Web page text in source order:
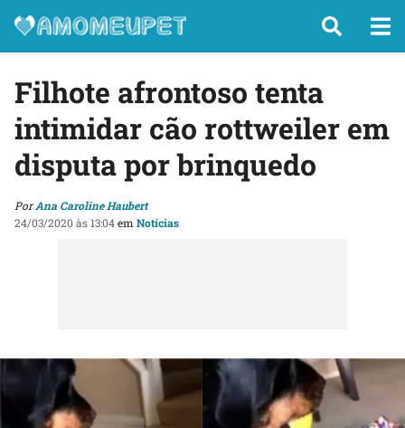
Filhote afrontoso tenta
intimidar cão rottweiler em
disputa por brinquedo
PorAna Caroline Haubert
24/03/2020 às 13:04em Notícias